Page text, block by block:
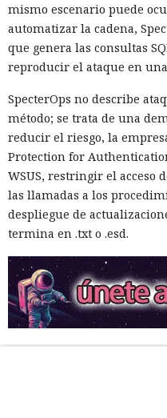
mismo escenario puede
automatizar la cadena,
que genera las consultas
reproducir el ataque en
SpecterOps no describe
método; se trata de una
reducir el riesgo, la
Protection for
WSUS, restringir el acceso
las llamadas a los
despliegue de
termina en .txt o .esd.